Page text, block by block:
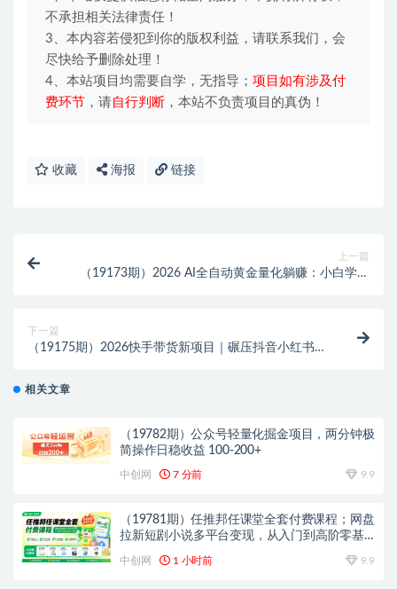
不承担相关法律责任！
3、本内容若侵犯到你的版权利益，请联系我们，会
尽快给予删除处理！
4、本站项目均需要自学，无指导； 项目如有涉及付
费环节 ，请自行判断 ，本站不负责项目的真伪！
收藏 海报 链接
上一篇
（19173期）2026 AI全自动黄金量化躺赚：小白学会
下一篇
（19175期）2026快手带货新项目｜碾压抖音小红书门
相关文章
（19782期）公众号轻量化掘金项目，两分钟极
简操作日稳收益 100-200+
中创网 7 分前 9.9
（19781期）任推邦任课堂全套付费课程；网盘
拉新短剧小说多平台变现，从入门到高阶零基
中创网 1 小时前 9.9